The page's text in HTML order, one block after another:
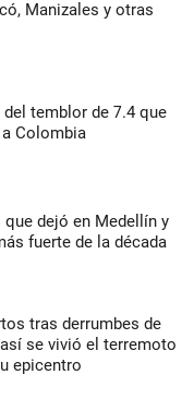
Manizales y otras
temblor de 7.4 que
Colombia
dejó en Medellín y
fuerte de la década
tras derrumbes de
se vivió el terremoto
epicentro